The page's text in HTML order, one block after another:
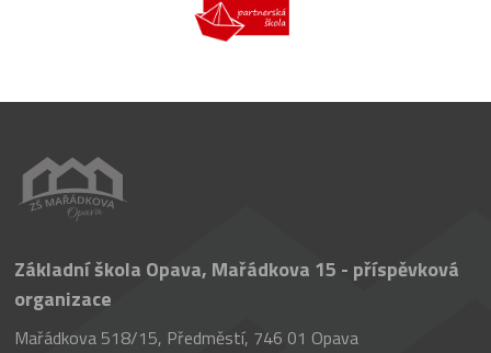
Základní škola Opava, Mařádkova 15 - příspěvková
organizace
Mařádkova 518/15, Předměstí, 746 01 Opava